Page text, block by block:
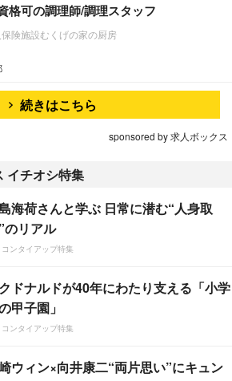
格可の調理師/調理スタッフ
険施設むくげの家の厨房
続きはこちら
sponsored by 求人ボックス
イチオシ特集
海荷さんと学ぶ 日常に潜む“人身取
のリアル
コンタイアップ特集
ドナルドが40年にわたり支える「小学
甲子園」
コンタイアップ特集
ウィン×向井康二“両片思い”にキュン